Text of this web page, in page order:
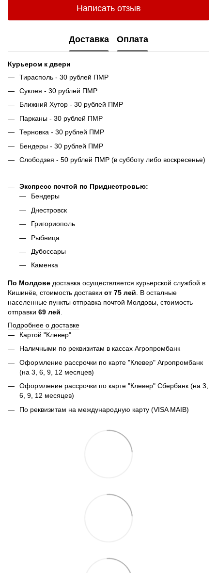
Написать отзыв
Доставка Оплата
Курьером к двери
Тирасполь - 30 рублей ПМР
Суклея - 30 рублей ПМР
Ближний Хутор - 30 рублей ПМР
Парканы - 30 рублей ПМР
Терновка - 30 рублей ПМР
Бендеры - 30 рублей ПМР
Слободзея - 50 рублей ПМР (в субботу либо воскресенье)
Экспресс почтой по Приднестровью:
Бендеры
Днестровск
Григориополь
Рыбница
Дубоссары
Каменка
По Молдове доставка осуществляется курьерской службой в
Кишинёв, стоимость доставки от 75 лей . В осталные
населенные пункты отправка почтой Молдовы, стоимость
отправки 69 лей
Подробнее о доставке
Картой "Клевер"
Наличными по реквизитам в кассах Агропромбанк
Оформление рассрочки по карте "Клевер" Агропромбанк
(на 3, 6, 9, 12 месяцев)
Оформление рассрочки по карте "Клевер" Сбербанк (на 3,
6, 9, 12 месяцев)
По реквизитам на международную карту (VISA MAIB)